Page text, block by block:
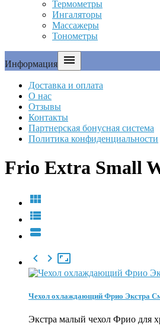
Термометры
Ингаляторы
Массажеры
Тонометры
Информация 
Доставка и оплата
О нас
Отзывы
Контакты
Партнерская бонусная система
Политика конфиденциальности
Frio Extra Small




 
Чехол охлаждающий Фрио Экстра
Экстра малый чехол Фрио для